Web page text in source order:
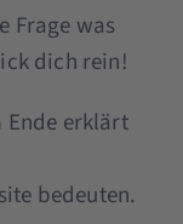
Frage was
dich rein!
Ende erklärt
bedeuten.